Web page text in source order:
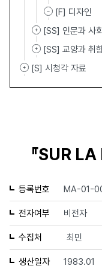
[F] 디자인
[SS] 인문과 사회
[SS] 교양과 취
[S] 시청각 자료
『SUR
등록번호 MA-01-
전자여부 비전자
수집처 최민
생산일자 1983.01